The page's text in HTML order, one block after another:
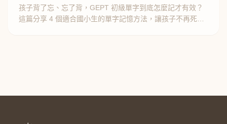
孩子背了忘、忘了背，GEPT 初級單字到底怎麼記才有效？
這篇分享 4 個適合國小生的單字記憶方法，讓孩子不再死背